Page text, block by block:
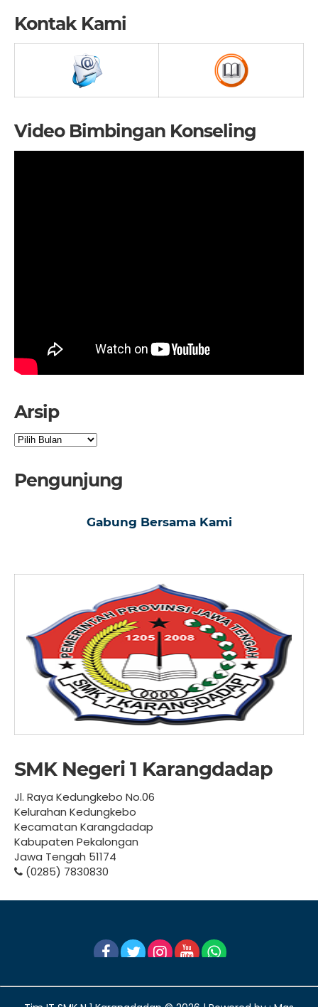
Kontak Kami
Video Bimbingan Konseling
Arsip
Arsip
Pengunjung
Gabung Bersama Kami
SMK Negeri 1 Karangdadap
Jl. Raya Kedungkebo No.06
Kelurahan Kedungkebo
Kecamatan Karangdadap
Kabupaten Pekalongan
Jawa Tengah 51174
(0285) 7830830